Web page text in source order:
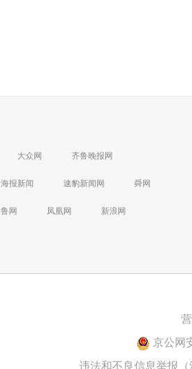
大众网 齐鲁晚报网
海报新闻 速豹新闻网 舜网
鲁网 凤凰网 新浪网
京公网
违法和不良信息举报（